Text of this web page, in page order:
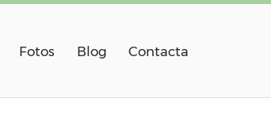
Fotos Blog Contacta